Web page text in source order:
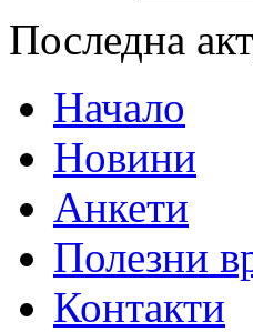
Последна
Начало
Новини
Анкети
Полезни
Контакти